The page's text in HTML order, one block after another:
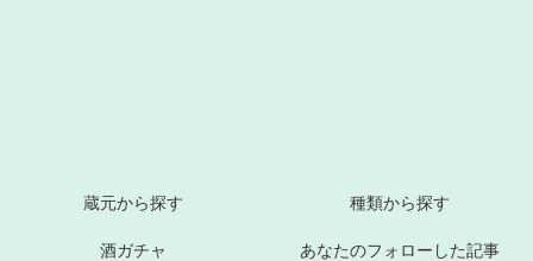
蔵元から探す 種類から探す
酒ガチャ あなたのフォローした記事